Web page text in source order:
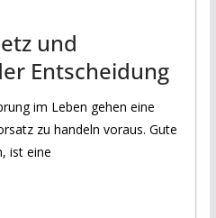
und
Entscheidung
im Leben gehen eine
zu handeln voraus. Gute
ist eine